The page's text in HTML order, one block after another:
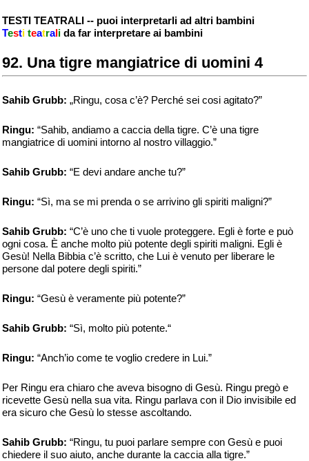
TESTI TEATRALI -- puoi interpretarli ad altri bambini
Testi teatrali da far interpretare ai bambini
92. Una tigre mangiatrice di uomini 4
Sahib Grubb: „Ringu, cosa c’è? Perché sei cosi agitato?”
Ringu: “Sahib, andiamo a caccia della tigre. C’è una tigre
mangiatrice di uomini intorno al nostro villaggio.”
Sahib Grubb: “E devi andare anche tu?”
Ringu: “Sì, ma se mi prenda o se arrivino gli spiriti maligni?”
Sahib Grubb: “C’è uno che ti vuole proteggere. Egli è forte e può
ogni cosa. È anche molto più potente degli spiriti maligni. Egli è
Gesù! Nella Bibbia c’è scritto, che Lui è venuto per liberare le
persone dal potere degli spiriti.”
Ringu: “Gesù è veramente più potente?”
Sahib Grubb: “Sì, molto più potente.“
Ringu: “Anch’io come te voglio credere in Lui.”
Per Ringu era chiaro che aveva bisogno di Gesù. Ringu pregò e
ricevette Gesù nella sua vita. Ringu parlava con il Dio invisibile ed
era sicuro che Gesù lo stesse ascoltando.
Sahib Grubb: “Ringu, tu puoi parlare sempre con Gesù e puoi
chiedere il suo aiuto, anche durante la caccia alla tigre.”